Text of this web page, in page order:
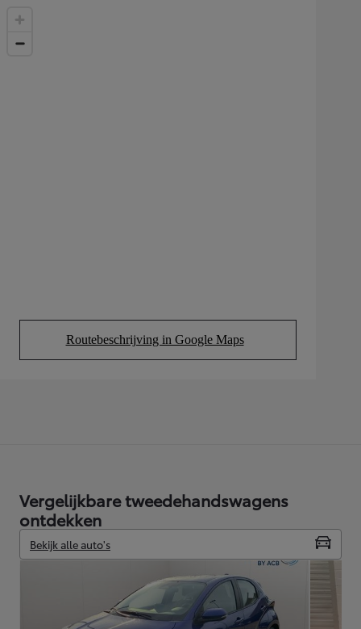
Routebeschrijving in Google Maps
(Opens in new tab)
Vergelijkbare tweedehandswagens
ontdekken
Bekijk alle auto's